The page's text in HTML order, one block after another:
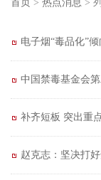
首页 > 热点消息 >
电子烟“毒品化”
中国禁毒基金会
补齐短板 突出重
赵克志：坚决打